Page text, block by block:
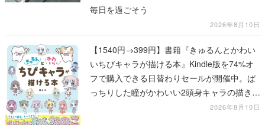
毎日を過ごそう
2026年8月10日
【1540円→399円】書籍『きゅるんとかわい
いちびキャラが描ける本』Kindle版を74%オ
フで購入できる日替わりセールが開催中。ぱ
っちりした瞳がかわいい2頭身キャラの描き方
2026年8月10日